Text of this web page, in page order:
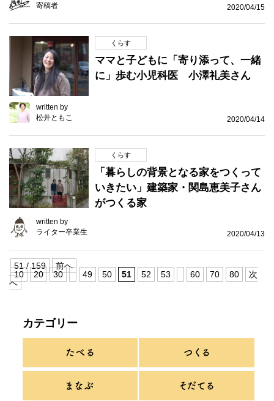
寄稿者
2020/04/15
くらす
ママと子どもに「寄り添って、一緒
に」歩む小児科医 小澤礼美さん
written by
松井ともこ
2020/04/14
くらす
「暮らしの背景となる家をつくって
いきたい」建築家・関島恵美子さん
がつくる家
written by
ライター卒業生
2020/04/13
51 / 159
前へ
10
20 30 49 50 51 52 53 60 70 80
次
へ
カテゴリー